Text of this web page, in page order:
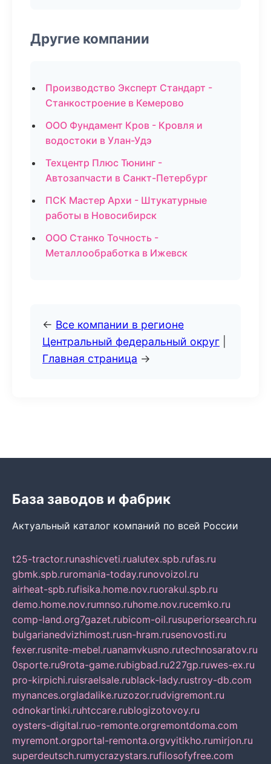
Другие компании
Производство Эксперт Стандарт -
Станкостроение в Кемерово
ООО Фундамент Кров - Кровля и
водостоки в Улан-Удэ
Техцентр Плюс Тюнинг -
Автозапчасти в Санкт-Петербург
ПСК Мастер Архи - Штукатурные
работы в Новосибирск
ООО Станко Точность -
Металлообработка в Ижевск
← Все компании в регионе
Центральный федеральный округ
Главная страница →
База заводов и фабрик
Актуальный каталог компаний по всей России
t25-tractor.runashicveti.rualutex.spb.rufas.ru
gbmk.spb.ruromania-today.runovoizol.ru
airheat-spb.rufisika.home.nov.ruorakul.spb.ru
demo.home.nov.rumnso.ruhome.nov.rucemko.ru
comp-land.org7gazet.rubicom-oil.rusuperiorsearch.ru
bulgarianedvizhimost.rusn-hram.rusenovosti.ru
fexer.rusnite-mebel.ruanamvkusno.rutechnosaratov.ru
0sporte.ru9rota-game.rubigbad.ru227gp.ruwes-ex.ru
pro-kirpichi.ruisraelsale.rublack-lady.rustroy-db.com
mynances.orgladalike.ruzozor.rudvigremont.ru
odnokartinki.ruhtccare.rublogizotovoy.ru
oysters-digital.ruo-remonte.orgremontdoma.com
myremont.orgportal-remonta.orgvyitikho.rumirjon.ru
superdeutsch.rumycrazystars.rufilosofyfree.com